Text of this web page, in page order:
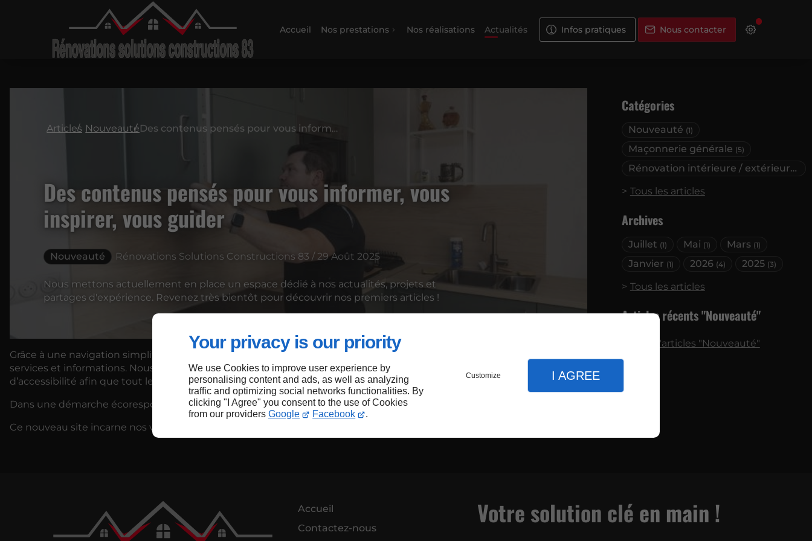
Your privacy is our priority
We use Cookies to improve user experience by
personalising content and ads, as well as analyzing
traffic and optimizing social networks functionalities. By
clicking "I Agree" you consent to the use of Cookies
from our providers Google Facebook .
Customize I AGREE
Accueil Nos prestations Nos réalisations Actualités Infos pratiques Nous contacter
Catégories
Nouveauté (1)
Maçonnerie générale (5)
Rénovation intérieure / extérieure
Tous les articles
Archives
Juillet (1) Mai (1) Mars (1)
Janvier (1) 2026 (4) 2025 (3)
Tous les articles
Articles récents "Nouveauté"
Plus d'articles "Nouveauté"
Articles Nouveauté Des contenus pensés pour vous informer, vous inspirer, vous guider
Des contenus pensés pour vous informer, vous
inspirer, vous guider
Nouveauté Rénovations Solutions Constructions 83 / 29 Août 2025
Nous mettons actuellement en place un espace dédié à nos actualités, projets et
partages d'expérience. Revenez très bientôt pour découvrir nos premiers articles !
Grâce à une navigation simplifiée et un design épuré, notre site permet à chacun d’accéder plus facilement à nos
services et informations. Nous avons également veillé à le rendre plus inclusif, en respectant les meilleures pratiques
d’accessibilité afin que tout le monde puisse en profiter pleinement.
Dans une démarche écoresponsable, nous avons optimisé notre site pour réduire notre empreinte numérique.
Ce nouveau site incarne nos valeurs et notre volonté d’allier performance, responsabilité et accessibilité.
Accueil
Contactez-nous
Votre solution clé en main !